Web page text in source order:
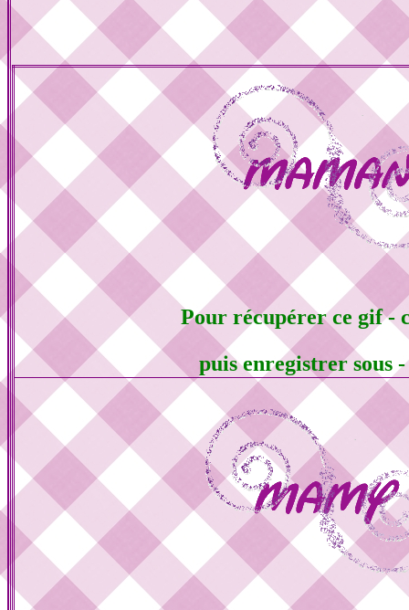
Pour récupérer ce gif -
puis enregistrer sous